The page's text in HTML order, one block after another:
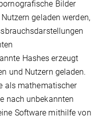
Bilder
geladen werden,
Hashes erzeugt
und Nutzern geladen.
als mathematischer
nach unbekannten
Software mithilfe von